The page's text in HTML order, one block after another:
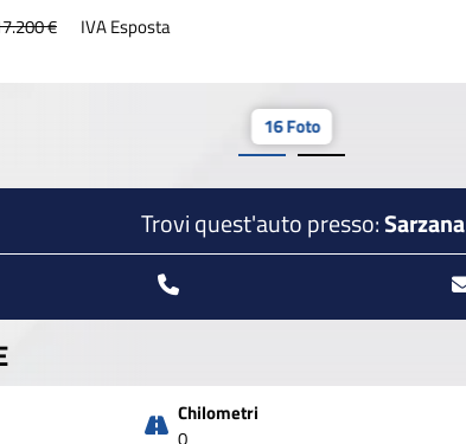
€ IVA Esposta
16 Foto
Trovi quest'auto presso:Sarzana
Chilometri
0